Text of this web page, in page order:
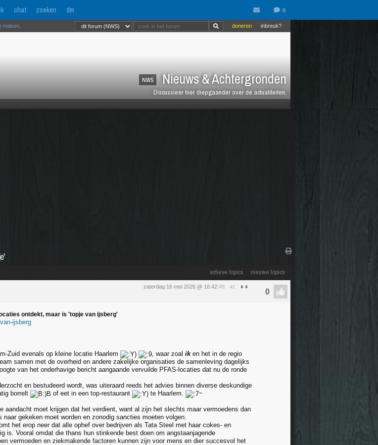
chat zoeken dm
NWS Nieuws & Achtergronden
Discussieer hier diepgaander over de actualiteiten.
inbreuk?
doneren
maken
actieve topics nieuwe topics
zaterdag 16 mei 2026 @ 16:42:48 #1
ontdekt, maar is 'topje van ijsberg'
ijsberg
Zuid evenals op kleine locatie Haarlem , waar zoal iken het in de regio
samen met de overheid en andere zakelijke organisaties de samenleving dagelijks
van het onderhavige bericht aangaande vervuilde PFAS-locaties dat nu de ronde
en bestudeerd wordt, was uiteraard reeds het advies binnen diverse deskundige
borrelt of eet in een top-restaurant te Haarlem. ~
aandacht moet krijgen dat het verdient, want al zijn het slechts maar vermoedens dan
gekeken moet worden en zonodig sancties moeten volgen.
het erop neer dat alle ophef over bedrijven als Tata Steel met haar cokes- en
is. Vooral omdat die thans hun stinkende best doen om angstaanjagende
vermoeden en ziekmakende factoren kunnen zijn voor mens en dier succesvol het